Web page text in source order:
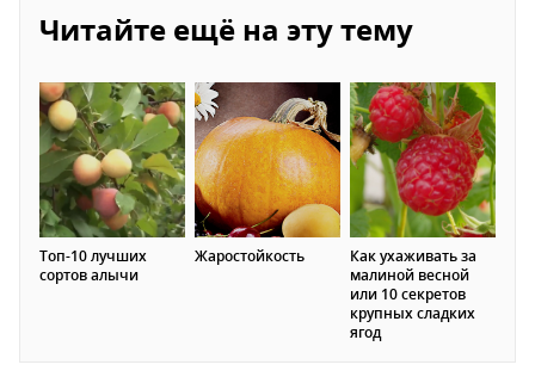
Читайте ещё на эту тему
Топ-10 лучших
сортов алычи
Жаростойкость
Как ухаживать за
малиной весной
или 10 секретов
крупных сладких
ягод